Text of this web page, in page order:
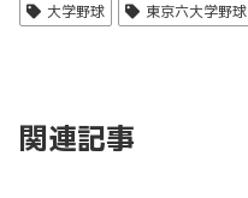
大学野球
東京六大学野球
関連記事